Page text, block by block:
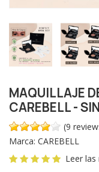
MAQUILLAJE
CAREBELL -
(9
Marca: CAREBELL
Leer las